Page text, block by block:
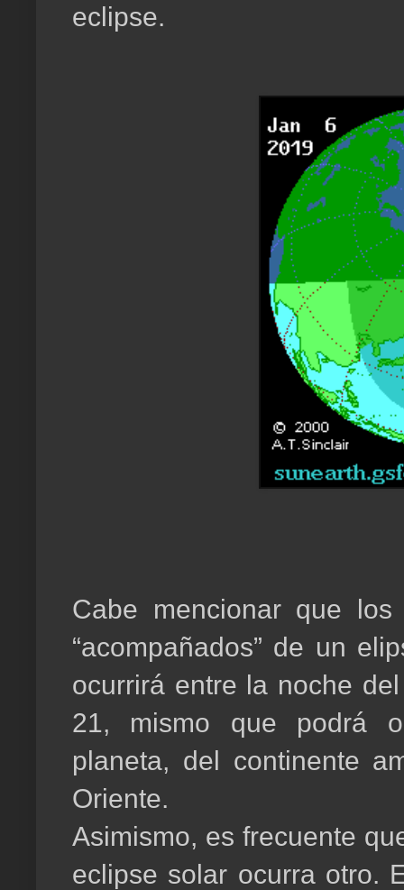
eclipse.
Cabe mencionar que
“acompañados” de un
ocurrirá entre la noche
21, mismo que podrá
planeta, del continente
Oriente.
Asimismo, es frecuente
eclipse solar ocurra otro.